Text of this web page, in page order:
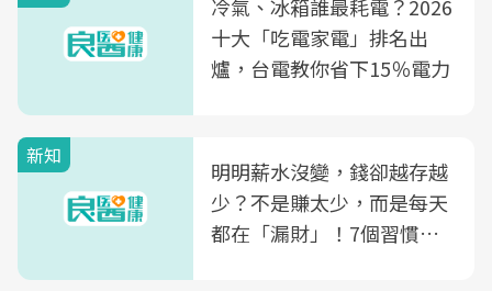
康照護生態圈
冷氣、冰箱誰最耗電？2026
十大「吃電家電」排名出
爐，台電教你省下15％電力
新知
明明薪水沒變，錢卻越存越
少？不是賺太少，而是每天
都在「漏財」！7個習慣一